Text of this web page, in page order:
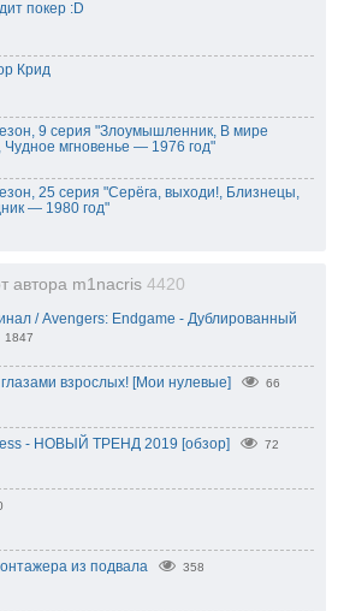
покер :D
Крид
9 серия "Злоумышленник, В мире
Чудное мгновенье — 1976 год"
25 серия "Серёга, выходи!, Близнецы,
— 1980 год"
автора m1nacris 4420
/ Avengers: Endgame - Дублированный
1847
взрослых! [Мои нулевые] 66
- НОВЫЙ ТРЕНД 2019 [обзор] 72
из подвала 358